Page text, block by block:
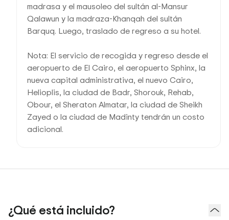
madrasa y el mausoleo del sultán al-Mansur
Qalawun y la madraza-Khanqah del sultán
Barquq. Luego, traslado de regreso a su hotel.
Nota: El servicio de recogida y regreso desde el
aeropuerto de El Cairo, el aeropuerto Sphinx, la
nueva capital administrativa, el nuevo Cairo,
Helioplis, la ciudad de Badr, Shorouk, Rehab,
Obour, el Sheraton Almatar, la ciudad de Sheikh
Zayed o la ciudad de Madinty tendrán un costo
adicional.
¿Qué está incluido?